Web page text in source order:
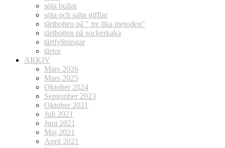
söta bullar
söta och salta gifflar
tårtbotten på " tre lika metoden"
tårtbotten på sockerkaka
tårtfyllningar
tårtor
ARKIV
Mars 2026
Mars 2025
Oktober 2024
September 2023
Oktober 2021
Juli 2021
Juni 2021
Maj 2021
April 2021